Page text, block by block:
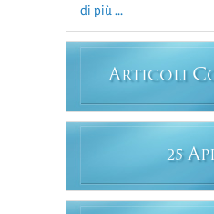
di più ...
ARTICOLI C
25 A